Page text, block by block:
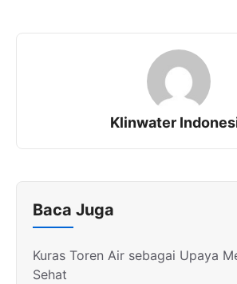
Klinwater
Baca Juga
Kuras Toren Air sebagai Upaya
Sehat